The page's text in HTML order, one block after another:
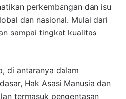
perkembangan dan isu
dan nasional. Mulai dari
sampai tingkat kualitas
di antaranya dalam
Hak Asasi Manusia dan
termasuk pengentasan